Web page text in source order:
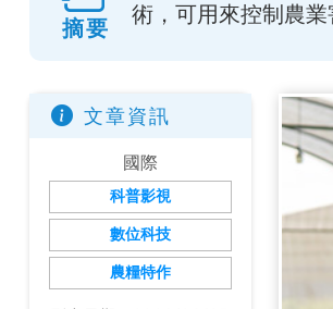
摘要
術，可用來控制農
文章資訊
國際
科普影視
數位科技
農糧特作